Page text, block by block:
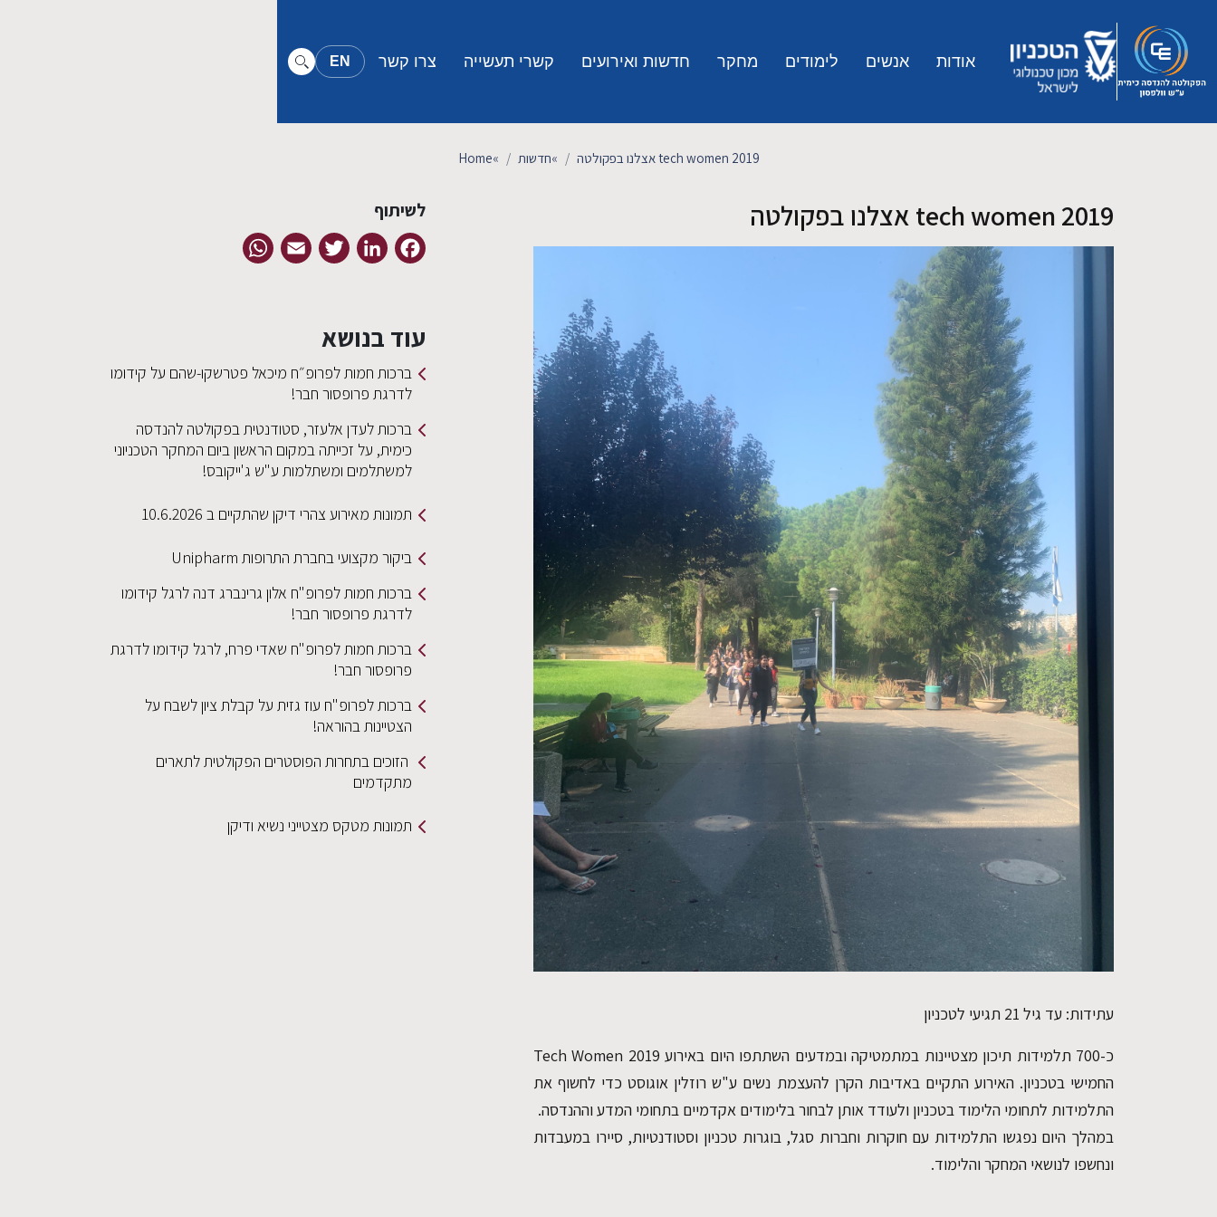
EN אודות אנשים לימודים מחקר חדשות ואירועים קשרי תעשייה צרו קשר
Home» חדשות» tech women 2019 אצלנו בפקולטה
tech women 2019 אצלנו בפקולטה
עתידות: עד גיל 21 תגיעי לטכניון
כ-700 תלמידות תיכון מצטיינות במתמטיקה ובמדעים השתתפו היום באירוע Tech Women 2019
החמישי בטכניון. האירוע התקיים באדיבות הקרן להעצמת נשים ע"ש רוזלין אוגוסט כדי לחשוף את
התלמידות לתחומי הלימוד בטכניון ולעודד אותן לבחור בלימודים אקדמיים בתחומי המדע וההנדסה.
במהלך היום נפגשו התלמידות עם חוקרות וחברות סגל, בוגרות טכניון וסטודנטיות, סיירו במעבדות
ונחשפו לנושאי המחקר והלימוד.
לשיתוף
Facebook
LinkedIn
Twitter
Email
עוד בנושא
ברכות חמות לפרופ״ח מיכאל פטרשקו-שהם על קידומו
לדרגת פרופסור חבר!
ברכות לעדן אלעזר, סטודנטית בפקולטה להנדסה
כימית, על זכייתה במקום הראשון ביום המחקר הטכניוני
למשתלמים ומשתלמות ע"ש ג'ייקובס!
תמונות מאירוע צהרי דיקן שהתקיים ב 10.6.2026
ביקור מקצועי בחברת התרופות Unipharm
ברכות חמות לפרופ"ח אלון גרינברג דנה לרגל קידומו
לדרגת פרופסור חבר!
ברכות חמות לפרופ"ח שאדי פרח, לרגל קידומו לדרגת
פרופסור חבר!
ברכות לפרופ"ח עוז גזית על קבלת ציון לשבח על
הצטיינות בהוראה!
הזוכים בתחרות הפוסטרים הפקולטית לתארים
מתקדמים
תמונות מטקס מצטייני נשיא ודיקן